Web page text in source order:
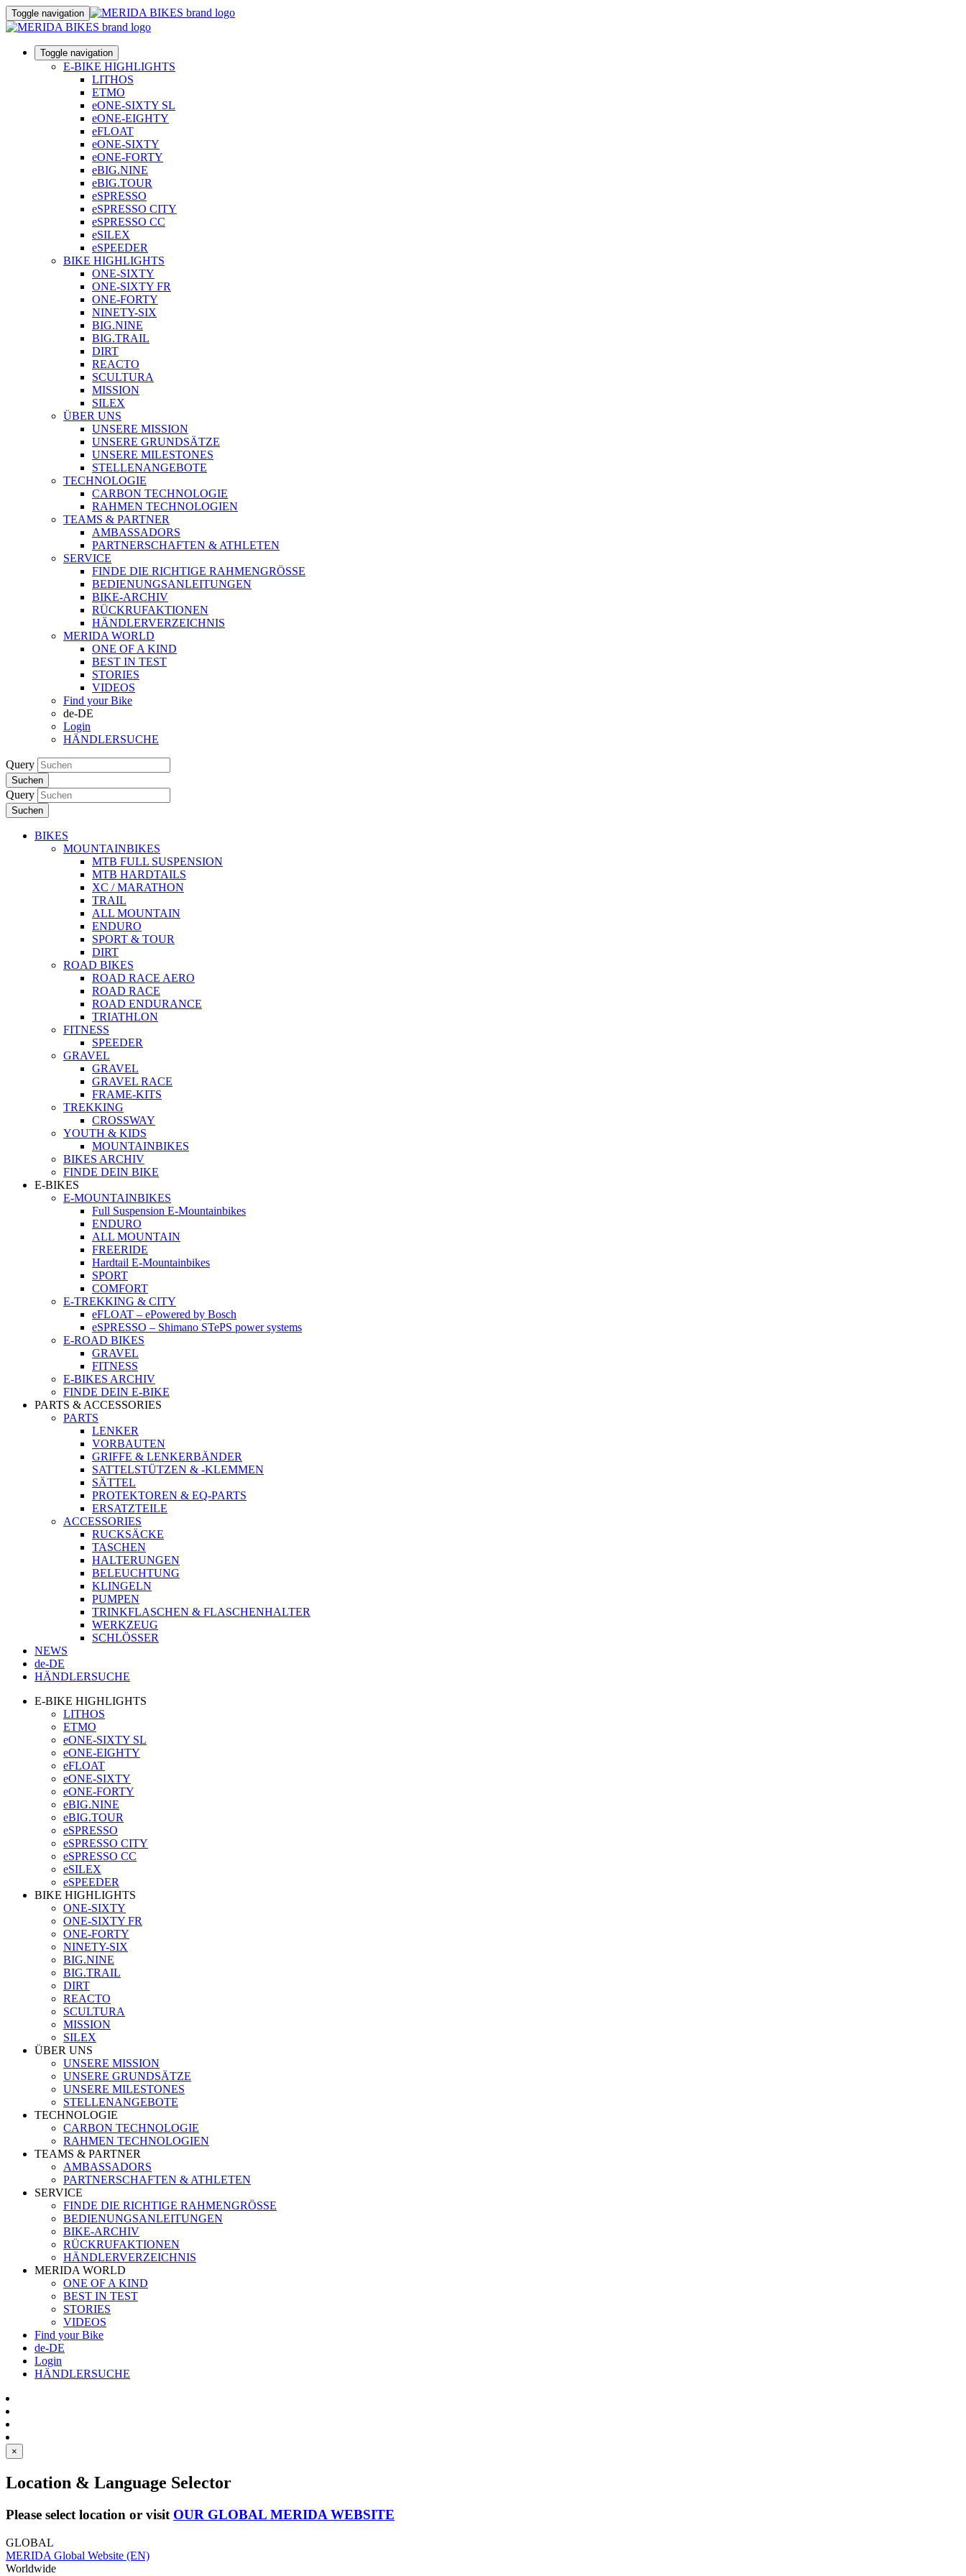
Toggle navigation
Toggle navigation
E-BIKE HIGHLIGHTS
LITHOS
ETMO
eONE-SIXTY SL
eONE-EIGHTY
eFLOAT
eONE-SIXTY
eONE-FORTY
eBIG.NINE
eBIG.TOUR
eSPRESSO
eSPRESSO CITY
eSPRESSO CC
eSILEX
eSPEEDER
BIKE HIGHLIGHTS
ONE-SIXTY
ONE-SIXTY FR
ONE-FORTY
NINETY-SIX
BIG.NINE
BIG.TRAIL
DIRT
REACTO
SCULTURA
MISSION
SILEX
ÜBER UNS
UNSERE MISSION
UNSERE GRUNDSÄTZE
UNSERE MILESTONES
STELLENANGEBOTE
TECHNOLOGIE
CARBON TECHNOLOGIE
RAHMEN TECHNOLOGIEN
TEAMS & PARTNER
AMBASSADORS
PARTNERSCHAFTEN & ATHLETEN
SERVICE
FINDE DIE RICHTIGE RAHMENGRÖSSE
BEDIENUNGSANLEITUNGEN
BIKE-ARCHIV
RÜCKRUFAKTIONEN
HÄNDLERVERZEICHNIS
MERIDA WORLD
ONE OF A KIND
BEST IN TEST
STORIES
VIDEOS
Find your Bike
de-DE
Login
HÄNDLERSUCHE
Query
Suchen
Query
Suchen
BIKES
MOUNTAINBIKES
MTB FULL SUSPENSION
MTB HARDTAILS
XC / MARATHON
TRAIL
ALL MOUNTAIN
ENDURO
SPORT & TOUR
DIRT
ROAD BIKES
ROAD RACE AERO
ROAD RACE
ROAD ENDURANCE
TRIATHLON
FITNESS
SPEEDER
GRAVEL
GRAVEL
GRAVEL RACE
FRAME-KITS
TREKKING
CROSSWAY
YOUTH & KIDS
MOUNTAINBIKES
BIKES ARCHIV
FINDE DEIN BIKE
E-BIKES
E-MOUNTAINBIKES
Full Suspension E-Mountainbikes
ENDURO
ALL MOUNTAIN
FREERIDE
Hardtail E-Mountainbikes
SPORT
COMFORT
E-TREKKING & CITY
eFLOAT – ePowered by Bosch
eSPRESSO – Shimano STePS power systems
E-ROAD BIKES
GRAVEL
FITNESS
E-BIKES ARCHIV
FINDE DEIN E-BIKE
PARTS & ACCESSORIES
PARTS
LENKER
VORBAUTEN
GRIFFE & LENKERBÄNDER
SATTELSTÜTZEN & -KLEMMEN
SÄTTEL
PROTEKTOREN & EQ-PARTS
ERSATZTEILE
ACCESSORIES
RUCKSÄCKE
TASCHEN
HALTERUNGEN
BELEUCHTUNG
KLINGELN
PUMPEN
TRINKFLASCHEN & FLASCHENHALTER
WERKZEUG
SCHLÖSSER
NEWS
de-DE
HÄNDLERSUCHE
E-BIKE HIGHLIGHTS
LITHOS
ETMO
eONE-SIXTY SL
eONE-EIGHTY
eFLOAT
eONE-SIXTY
eONE-FORTY
eBIG.NINE
eBIG.TOUR
eSPRESSO
eSPRESSO CITY
eSPRESSO CC
eSILEX
eSPEEDER
BIKE HIGHLIGHTS
ONE-SIXTY
ONE-SIXTY FR
ONE-FORTY
NINETY-SIX
BIG.NINE
BIG.TRAIL
DIRT
REACTO
SCULTURA
MISSION
SILEX
ÜBER UNS
UNSERE MISSION
UNSERE GRUNDSÄTZE
UNSERE MILESTONES
STELLENANGEBOTE
TECHNOLOGIE
CARBON TECHNOLOGIE
RAHMEN TECHNOLOGIEN
TEAMS & PARTNER
AMBASSADORS
PARTNERSCHAFTEN & ATHLETEN
SERVICE
FINDE DIE RICHTIGE RAHMENGRÖSSE
BEDIENUNGSANLEITUNGEN
BIKE-ARCHIV
RÜCKRUFAKTIONEN
HÄNDLERVERZEICHNIS
MERIDA WORLD
ONE OF A KIND
BEST IN TEST
STORIES
VIDEOS
Find your Bike
de-DE
Login
HÄNDLERSUCHE
×
Location & Language Selector
Please select location or visit OUR GLOBAL MERIDA WEBSITE
GLOBAL
MERIDA Global Website (EN)
Worldwide